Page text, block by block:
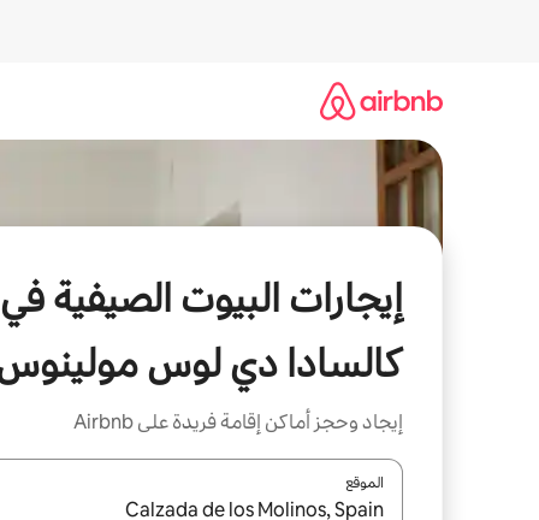
إيجارات البيوت الصيفية في
كالسادا دي لوس
إيجاد وحجز أماكن إقامة فريدة على Airbnb
الموقع
عند توفر النتائج، انتقل باستخدام السهمين لأعلى